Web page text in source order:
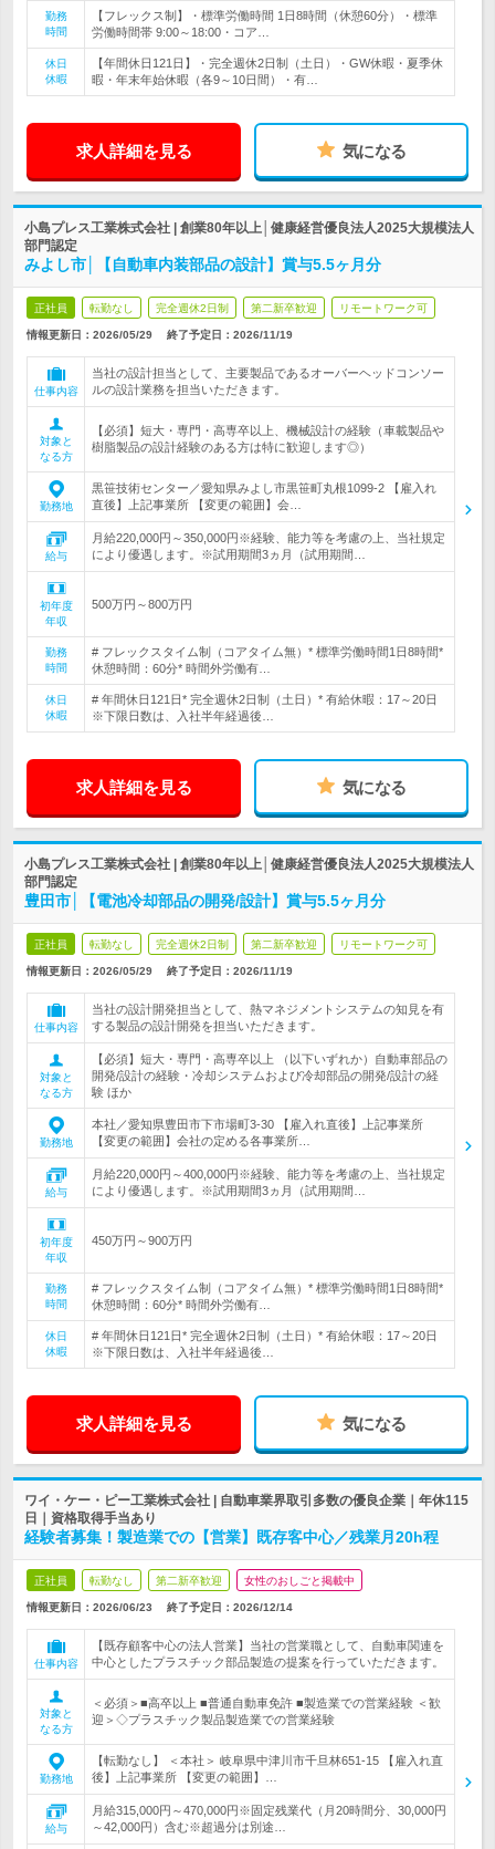
勤務
時間
【フレックス制】・標準労働時間 1日8時間（休憩60分）・標準
労働時間帯 9:00～18:00・コア…
休日
休暇
【年間休日121日】・完全週休2日制（土日）・GW休暇・夏季休
暇・年末年始休暇（各9～10日間）・有…
求人詳細を見る 気になる
小島プレス工業株式会社 | 創業80年以上│健康経営優良法人2025大規模法人
部門認定
みよし市│【自動車内装部品の設計】賞与5.5ヶ月分
正社員 転勤なし 完全週休2日制 第二新卒歓迎 リモートワーク可
情報更新日：2026/05/29 終了予定日： 2026/11/19
仕事内容
当社の設計担当として、主要製品であるオーバーヘッドコンソー
ルの設計業務を担当いただきます。
対象と
なる方
【必須】短大・専門・高専卒以上、機械設計の経験（車載製品や
樹脂製品の設計経験のある方は特に歓迎します◎）
勤務地
黒笹技術センター／愛知県みよし市黒笹町丸根1099-2 【雇入れ
直後】上記事業所 【変更の範囲】会…
給与
月給220,000円～350,000円※経験、能力等を考慮の上、当社規定
により優遇します。※試用期間3ヵ月（試用期間…
初年度
年収
500万円～800万円
勤務
時間
# フレックスタイム制（コアタイム無）* 標準労働時間1日8時間*
休憩時間：60分* 時間外労働有…
休日
休暇
# 年間休日121日* 完全週休2日制（土日）* 有給休暇：17～20日
※下限日数は、入社半年経過後…
求人詳細を見る 気になる
小島プレス工業株式会社 | 創業80年以上│健康経営優良法人2025大規模法人
部門認定
豊田市│【電池冷却部品の開発/設計】賞与5.5ヶ月分
正社員 転勤なし 完全週休2日制 第二新卒歓迎 リモートワーク可
情報更新日：2026/05/29 終了予定日： 2026/11/19
仕事内容
当社の設計開発担当として、熱マネジメントシステムの知見を有
する製品の設計開発を担当いただきます。
対象と
なる方
【必須】短大・専門・高専卒以上 （以下いずれか）自動車部品の
開発/設計の経験・冷却システムおよび冷却部品の開発/設計の経
験 ほか
勤務地
本社／愛知県豊田市下市場町3-30 【雇入れ直後】上記事業所
【変更の範囲】会社の定める各事業所…
給与
月給220,000円～400,000円※経験、能力等を考慮の上、当社規定
により優遇します。※試用期間3ヵ月（試用期間…
初年度
年収
450万円～900万円
勤務
時間
# フレックスタイム制（コアタイム無）* 標準労働時間1日8時間*
休憩時間：60分* 時間外労働有…
休日
休暇
# 年間休日121日* 完全週休2日制（土日）* 有給休暇：17～20日
※下限日数は、入社半年経過後…
求人詳細を見る 気になる
ワイ・ケー・ピー工業株式会社 | 自動車業界取引多数の優良企業｜年休115
日｜資格取得手当あり
経験者募集！製造業での【営業】既存客中心／残業月20h程
正社員 転勤なし 第二新卒歓迎 女性のおしごと掲載中
情報更新日：2026/06/23 終了予定日： 2026/12/14
仕事内容
【既存顧客中心の法人営業】当社の営業職として、自動車関連を
中心としたプラスチック部品製造の提案を行っていただきます。
対象と
なる方
＜必須＞■高卒以上 ■普通自動車免許 ■製造業での営業経験 ＜歓
迎＞◇プラスチック製品製造業での営業経験
勤務地
【転勤なし】 ＜本社＞ 岐阜県中津川市千旦林651-15 【雇入れ直
後】上記事業所 【変更の範囲】…
給与
月給315,000円～470,000円※固定残業代（月20時間分、30,000円
～42,000円）含む※超過分は別途…